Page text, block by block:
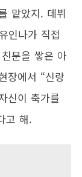
맡았지. 데뷔
인나가 직접
분을 쌓은 아
장에서 “신랑
신이 축가를
고 해.